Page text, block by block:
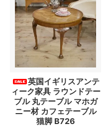
英国イギリスアンテ
ィーク家具 ラウンドテー
ブル 丸テーブル マホガ
ニー材 カフェテーブル
猫脚 B726